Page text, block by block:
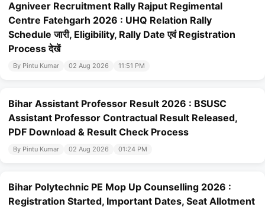
Agniveer Recruitment Rally Rajput Regimental
Centre Fatehgarh 2026 : UHQ Relation Rally
Schedule जारी, Eligibility, Rally Date एवं Registration
Process देखें
By Pintu Kumar 02 Aug 2026 11:51 PM
Bihar Assistant Professor Result 2026 : BSUSC
Assistant Professor Contractual Result Released,
PDF Download & Result Check Process
By Pintu Kumar 02 Aug 2026 01:24 PM
Bihar Polytechnic PE Mop Up Counselling 2026 :
Registration Started, Important Dates, Seat Allotment